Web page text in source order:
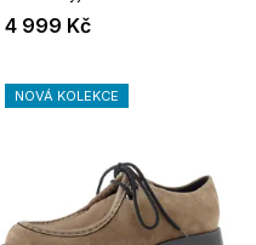
4 999 Kč
NOVÁ KOLEKCE